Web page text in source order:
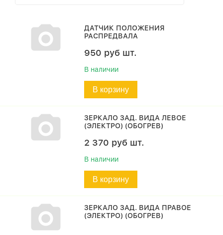
ДАТЧИК ПОЛОЖЕНИЯ
РАСПРЕДВАЛА
950 руб шт.
В наличии
В корзину
ЗЕРКАЛО ЗАД. ВИДА ЛЕВОЕ
(ЭЛЕКТРО) (ОБОГРЕВ)
2 370 руб шт.
В наличии
В корзину
ЗЕРКАЛО ЗАД. ВИДА ПРАВОЕ
(ЭЛЕКТРО) (ОБОГРЕВ)